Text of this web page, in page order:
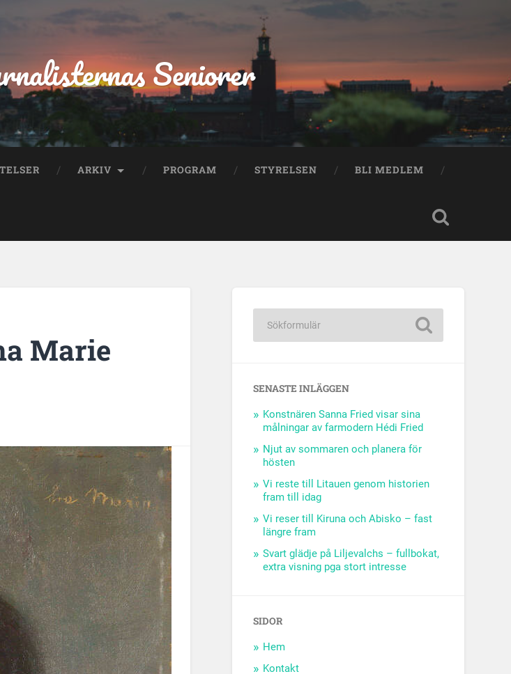
Seniorer
ARKIV PROGRAM STYRELSEN BLI MEDLEM
Marie
SENASTE INLÄGGEN
Konstnären Sanna Fried visar sina
målningar av farmodern Hédi Fried
Njut av sommaren och planera för
hösten
Vi reste till Litauen genom historien
fram till idag
Vi reser till Kiruna och Abisko – fast
längre fram
Svart glädje på Liljevalchs – fullbokat,
extra visning pga stort intresse
SIDOR
Hem
Kontakt